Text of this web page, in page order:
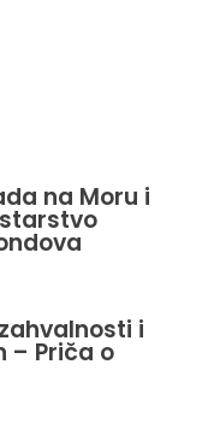
na Moru i
i
– Priča o